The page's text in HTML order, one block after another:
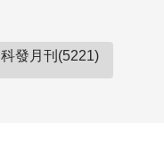
科發月刊(5221)